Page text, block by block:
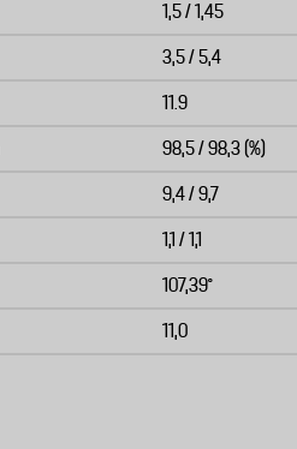
1,5 / 1,45
3,5 / 5,4
11.9
98,5 / 98,3 (%)
9,4 / 9,7
1,1 / 1,1
107,39°
11,0